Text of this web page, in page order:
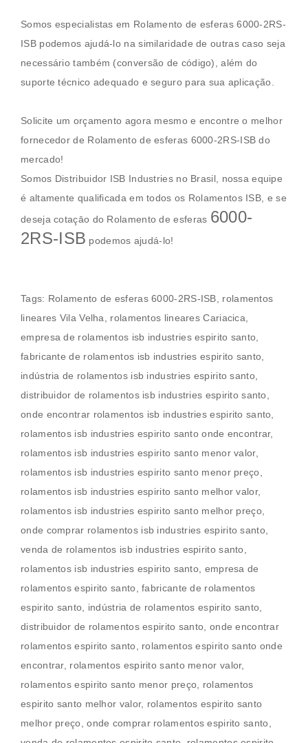
Somos especialistas em Rolamento de esferas 6000-2RS-
ISBpodemos ajudá-lo na similaridade de outras caso seja
necessário também (conversão de código), além do
suporte técnico adequado e seguro para sua aplicação.
Solicite um orçamento agora mesmo e encontre o melhor
fornecedor de Rolamento de esferas 6000-2RS-ISBdo
mercado!
Somos Distribuidor ISB Industries no Brasil, nossa equipe
é altamente qualificada em todos os Rolamentos ISB, e se
deseja cotaçāo do Rolamento de esferas 6000-
2RS-ISB podemos ajudá-lo!
Tags: Rolamento de esferas 6000-2RS-ISB, rolamentos
lineares Vila Velha, rolamentos lineares Cariacica,
empresa de rolamentos isb industries espirito santo,
fabricante de rolamentos isb industries espirito santo,
indústria de rolamentos isb industries espirito santo,
distribuidor de rolamentos isb industries espirito santo,
onde encontrar rolamentos isb industries espirito santo,
rolamentos isb industries espirito santo onde encontrar,
rolamentos isb industries espirito santo menor valor,
rolamentos isb industries espirito santo menor preço,
rolamentos isb industries espirito santo melhor valor,
rolamentos isb industries espirito santo melhor preço,
onde comprar rolamentos isb industries espirito santo,
venda de rolamentos isb industries espirito santo,
rolamentos isb industries espirito santo, empresa de
rolamentos espirito santo, fabricante de rolamentos
espirito santo, indústria de rolamentos espirito santo,
distribuidor de rolamentos espirito santo, onde encontrar
rolamentos espirito santo, rolamentos espirito santo onde
encontrar, rolamentos espirito santo menor valor,
rolamentos espirito santo menor preço, rolamentos
espirito santo melhor valor, rolamentos espirito santo
melhor preço, onde comprar rolamentos espirito santo,